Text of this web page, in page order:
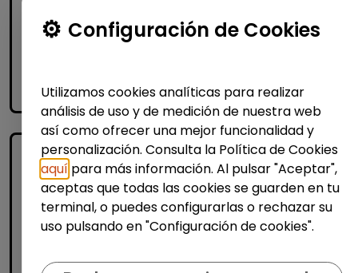
accessibility_newPersonas con discapacidad
Configuración de Cookies
Utilizamos cookies analíticas para realizar
análisis de uso y de medición de nuestra web
así como ofrecer una mejor funcionalidad y
personalización. Consulta la Política de Cookies
aquí para más información. Al pulsar "Aceptar",
aceptas que todas las cookies se guarden en tu
terminal, o puedes configurarlas o rechazar su
uso pulsando en "Configuración de cookies".